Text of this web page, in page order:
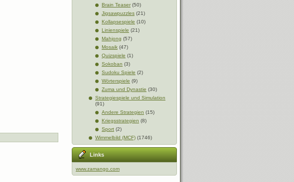
Brain Teaser(50)
Jigsawpuzzles (21)
Kollapsespiele (10)
Linienspiele (21)
Mahjong (57)
Mosaik (47)
Quizspiele (1)
Sokoban (3)
Sudoku Spiele (2)
Wörterspiele (9)
Zuma und Dynastie (30)
Strategiespiele und Simulation
(91)
Andere Strategien (15)
Kriegsstrategien (8)
Sport (2)
Wimmelbild (MCF) (1746)
Links
www.zamango.com